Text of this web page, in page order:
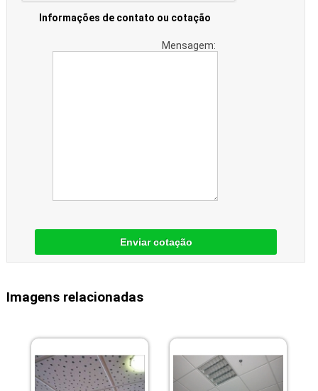
Informações de contato ou cotação
Mensagem:
Enviar cotação
Imagens relacionadas